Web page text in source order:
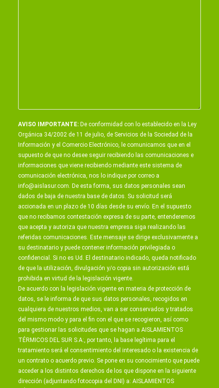
AVISO IMPORTANTE: De conformidad con lo establecido en la Ley
Orgánica 34/2002 de 11 de julio, de Servicios de la Sociedad de la
Información y el Comercio Electrónico, le comunicamos que en el
supuesto de que no desee seguir recibiendo las comunicaciones e
informaciones que viene recibiendo mediante este sistema de
comunicación electrónica, nos lo indique por correo a
info@aislasur.com . De esta forma, sus datos personales sean
dados de baja de nuestra base de datos. Su solicitud será
accionada en un plazo de 10 días desde su envío. En el supuesto
que no recibamos contestación expresa de su parte, entenderemos
que acepta y autoriza que nuestra empresa siga realizando las
referidas comunicaciones. Este mensaje se dirige exclusivamente a
su destinatario y puede contener información privilegiada o
confidencial. Si no es Ud. El destinatario indicado, queda notificado
de que la utilización, divulgación y/o copia sin autorización está
prohibida en virtud de la legislación vigente.
De acuerdo con la legislación vigente en materia de protección de
datos, se le informa de que sus datos personales, recogidos en
cualquiera de nuestros medios, van a ser conservados y tratados
del mismo modo y para el fin con el que se recogieron, así como
para gestionar las solicitudes que se hagan a AISLAMIENTOS
TÉRMICOS DEL SUR S.A:, por tanto, la base legítima para el
tratamiento será el consentimiento del interesado o la existencia de
un contrato o acuerdo previo. Se pone en su conocimiento que puede
acceder a los distintos derechos de los que dispone en la siguiente
dirección (adjuntando fotocopia del DNI) a: AISLAMIENTOS